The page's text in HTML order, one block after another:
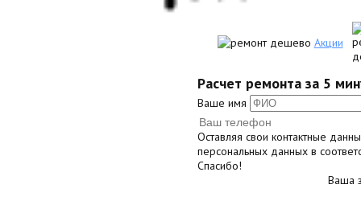
Акции
Расчет ремонта за 5
Ваше имя
Оставляя свои контактные
персональных данных в
Спасибо!
Ваша